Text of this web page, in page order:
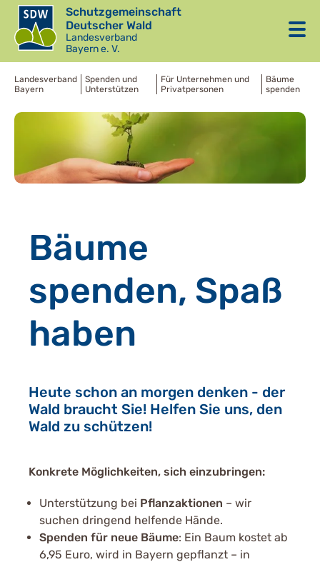
Schutzgemeinschaft
Deutscher Wald
Landesverband
Bayern e. V.
Landesverband
Bayern
Spenden und
Unterstützen
Für Unternehmen und
Privatpersonen
Bäume
spenden
Bäume
spenden, Spaß
haben
Heute schon an morgen denken - der
Wald braucht Sie! Helfen Sie uns, den
Wald zu schützen!
Konkrete Möglichkeiten, sich einzubringen:
Unterstützung bei Pflanzaktionen – wir
suchen dringend helfende Hände.
Spenden für neue Bäume: Ein Baum kostet ab
6,95 Euro, wird in Bayern gepflanzt – in